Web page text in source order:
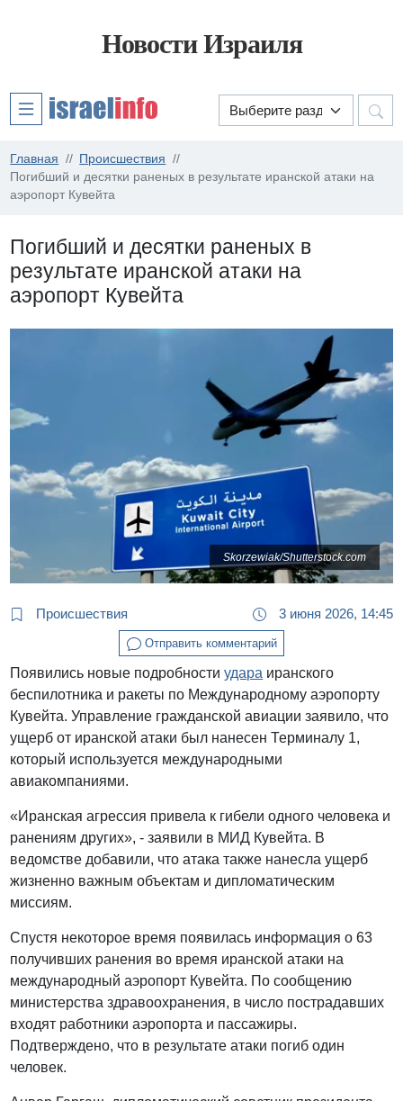
Новости Израиля
Главная
Происшествия
Погибший и десятки раненых в результате иранской атаки на
аэропорт Кувейта
Погибший и десятки раненых в
результате иранской атаки на
аэропорт Кувейта
Skorzewiak/Shutterstock.com
Происшествия 3 июня 2026, 14:45
Отправить комментарий
Появились новые подробностиудара иранского
беспилотника и ракеты по Международному аэропорту
Кувейта. Управление гражданской авиации заявило, что
ущерб от иранской атаки был нанесен Терминалу 1,
который используется международными
авиакомпаниями.
«Иранская агрессия привела к гибели одного человека и
ранениям других», - заявили в МИД Кувейта. В
ведомстве добавили, что атака также нанесла ущерб
жизненно важным объектам и дипломатическим
миссиям.
Спустя некоторое время появилась информация о 63
получивших ранения во время иранской атаки на
международный аэропорт Кувейта. По сообщению
министерства здравоохранения, в число пострадавших
входят работники аэропорта и пассажиры.
Подтверждено, что в результате атаки погиб один
человек.